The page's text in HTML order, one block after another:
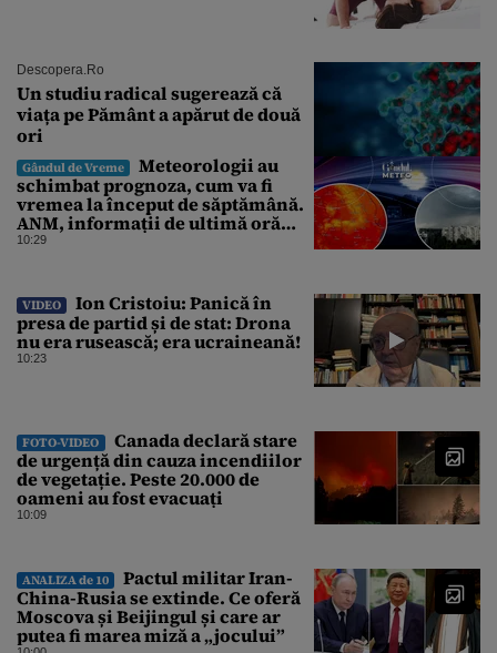
Descopera.ro
Un studiu radical sugerează că
viața pe Pământ a apărut de două
ori
Gândul de Vreme
Meteorologii au
schimbat prognoza, cum va fi
vremea la început de săptămână.
ANM, informații de ultimă oră
pentru Gândul
10:29
VIDEO
Ion Cristoiu: Panică în
presa de partid și de stat: Drona
nu era rusească; era ucraineană!
10:23
FOTO-VIDEO
Canada declară stare
de urgență din cauza incendiilor
de vegetație. Peste 20.000 de
oameni au fost evacuați
10:09
ANALIZA de 10
Pactul militar Iran-
China-Rusia se extinde. Ce oferă
Moscova și Beijingul și care ar
putea fi marea miză a „jocului”